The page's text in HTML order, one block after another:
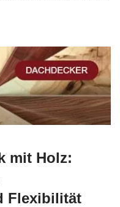
mit Holz:
Flexibilität